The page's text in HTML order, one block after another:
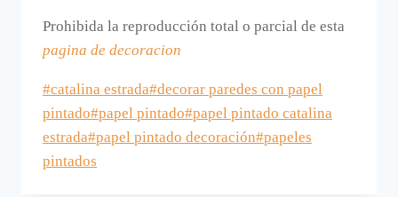
Prohibida la reproducción total o parcial de esta
pagina de decoracion
Etiquetas
de
la
entrada:
#catalina estrada#decorar paredes con papel
pintado#papel pintado#papel pintado catalina
estrada#papel pintado decoración#papeles
pintados